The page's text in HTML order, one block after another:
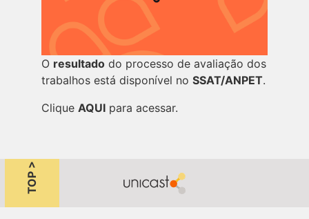
O resultado do processo de avaliação dos
trabalhos está disponível no SSAT/ANPET.
Clique AQUI para acessar.
TOP >